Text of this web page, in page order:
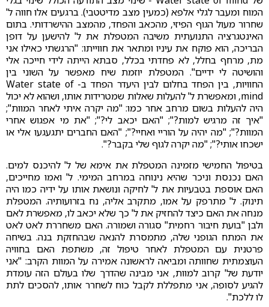
המוח ומעבר לגלי אלפא (כמעין מצב מדיטטבי). ברגעים אלו חווה ל'
שחרור מעול הגוף הפיזי, מהכאב והפחד, מהמצב ההישרדותי. בתום
האינטגרציה התנועתית משיבה המטפלת את ל' להישען על דופן
הבריכה, הוא פוקח את עיניו ומתאר את חווייתו: "הרגשתי כאילו אני
מת, מרחף בחלל, לא פחדתי בכלל, סבתא הייתה לידי חייכה אלי
והושיטה לי ידיים". המטפלת יוזמת שיח מאפשר על השוני בין
החוויות, בין הפחד בחלום לבין היעדר הפחד ב- Water state of
mind, ומאפשרת ל' להעלות שאלות שמטרידות אותו, ושהוא לא יכול
היה להעלות בשום מרחב אחר כמו: "מה יקרה איתי לאחר המוות";
"איך זה מרגיש למות?"; "האם יכאב לי?"; "את מי אפגוש אחרי
המוות?"; "מה יהיה על הוריי ואחיי?"; "האם החברים יתגעגעו אלי או
ישכחו אותי?"; "מה יקרה לגוף שלי בקבר?".
בטיפול החמישי מזמינה המטפלת את אימא של ל' להיכנס למים.
האם נכנסת וניכר שהיא נינוחה במרחב המימי. ל' ואמו מחייכים,
האם אוספת בטבעיות את ל' לחיקה ונושאת אותו על ידיה כמו היה
תינוק. ל' מתרפק על אמו, מתקרב אליה, נח בזרועותיה. המטפלת
מנחה את האם כיצד להחזיק את ל' כך שלא יכאב לו, מאפשרת לאם
ולבן "בועת חיבור רחמית" סגורה ושמורה. האם משחררת לאט לאט
את המתח הגופני שלה, מתמסרת להנאה שבהחזקת בנה. בשיחה
פרטנית עם המטפלת לאחר טיפול זה, משתפת האם בחוויה
העוצמתית שחוותה ומביאה לראשונה אמירה על המוות הקרב: "אני
יודעת של' קרוב למוות, אני מבינה שהדרך שלו בעולם הזה עומדת
להגיע לסופה, אני מתפללת לקבל כוח לשחרר אותו, להסכים לתת
לו ללכת".